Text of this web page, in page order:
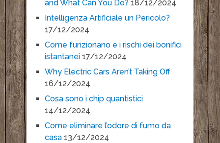
and What Can You Do? 18/12/2024
Intelligenza Artificiale un Pericolo?
17/12/2024
Come funzionano e i rischi dei bonifici
istantanei 17/12/2024
Why Electric Cars Aren’t Taking Off
16/12/2024
Cosa sono i chip quantistici
14/12/2024
Come eliminare l’odore di fumo da
casa 13/12/2024